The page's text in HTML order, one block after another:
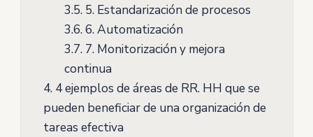
3.5.5. Estandarización de procesos
3.6.6. Automatización
3.7.7. Monitorización y mejora
continua
4.4 ejemplos de áreas de RR. HH que se
pueden beneficiar de una organización de
tareas efectiva